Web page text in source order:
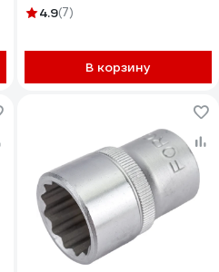
4.9(7)
В корзину